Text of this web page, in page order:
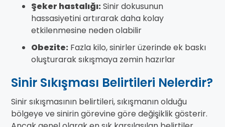
Şeker hastalığı:Sinir dokusunun
hassasiyetini artırarak daha kolay
etkilenmesine neden olabilir
Obezite: Fazla kilo, sinirler üzerinde ek baskı
oluşturarak sıkışmaya zemin hazırlar
Sinir Sıkışması Belirtileri Nelerdir?
Sinir sıkışmasının belirtileri, sıkışmanın olduğu
bölgeye ve sinirin görevine göre değişiklik gösterir.